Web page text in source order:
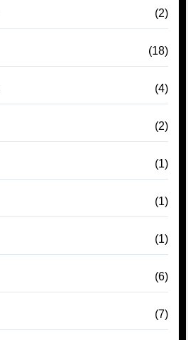
(2)
(18)
(4)
(2)
(1)
(1)
(1)
(6)
(7)